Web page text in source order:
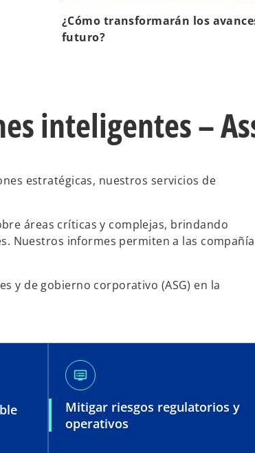
¿Cómo transformarán los
futuro?
inteligentes –
estratégicas, nuestros servicios de
áreas críticas y complejas, brindando
Nuestros informes permiten a las
y de gobierno corporativo (ASG) en la
dvr
Mitigar riesgos regulatorios y
operativos